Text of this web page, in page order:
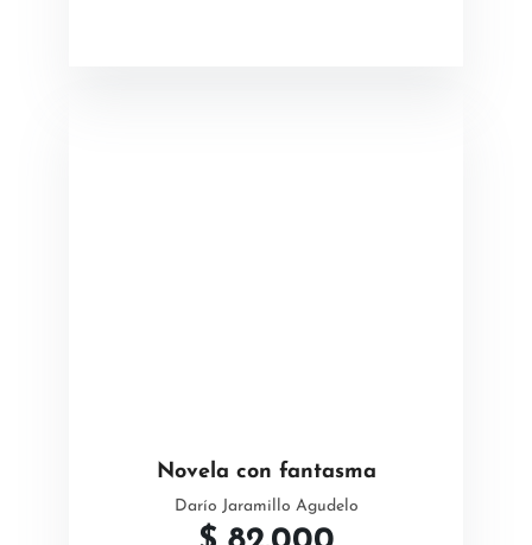
Novela con fantasma
Darío Jaramillo Agudelo